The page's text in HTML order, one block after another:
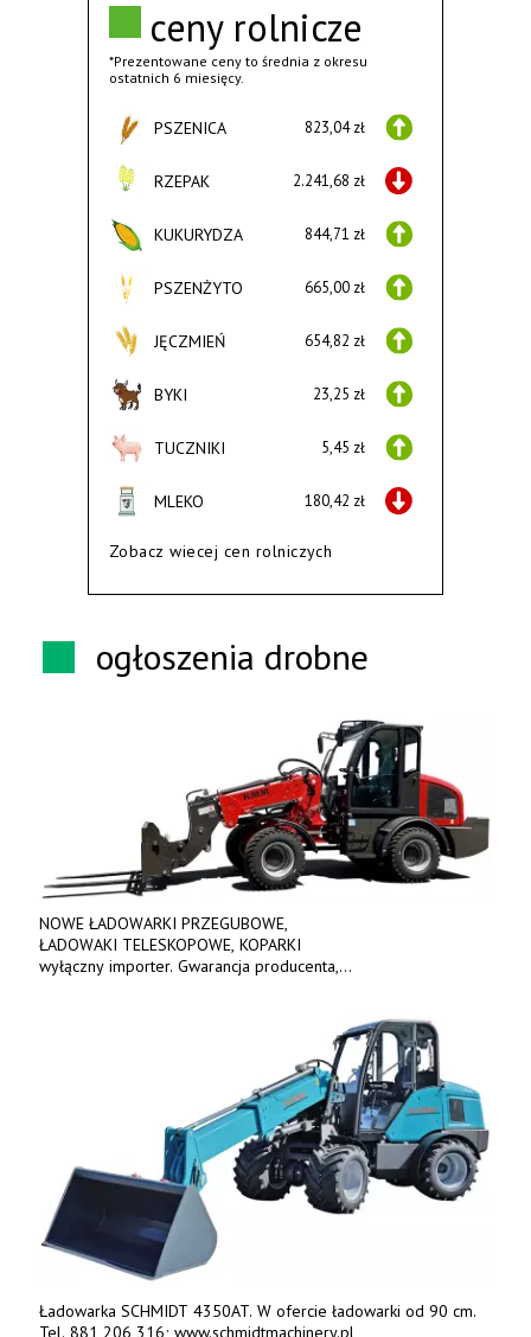
ceny rolnicze
*Prezentowane ceny to średnia z okresu
ostatnich 6 miesięcy.
PSZENICA 823,04 zł
RZEPAK 2.241,68 zł
KUKURYDZA 844,71 zł
PSZENŻYTO 665,00 zł
JĘCZMIEŃ 654,82 zł
BYKI 23,25 zł
TUCZNIKI 5,45 zł
MLEKO 180,42 zł
Zobacz wiecej cen rolniczych
ogłoszenia drobne
NOWE ŁADOWARKI PRZEGUBOWE,
ŁADOWAKI TELESKOPOWE, KOPARKI
wyłączny importer. Gwarancja producenta,
Ładowarka SCHMIDT 4350AT. W ofercie ładowarki od 90 cm.